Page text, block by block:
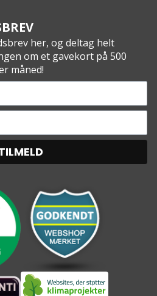
her, og deltag helt
om et gavekort på 500
måned!